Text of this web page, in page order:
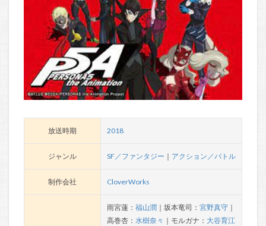
放送時期 2018
ジャンル SF／ファンタジー ｜ アクション／バトル
制作会社 CloverWorks
雨宮蓮： 福山潤｜坂本竜司： 宮野真守｜
高巻杏： 水樹奈々 ｜モルガナ： 大谷育江